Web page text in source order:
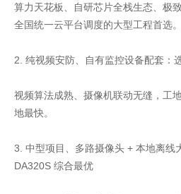
算力天花板、自研芯片全栈生态、极
全国统一云平台调度的大型工程首选。
2. 纯视频安防、自有监控设备配套：
视频算法成熟、摄像机联动无缝，工
地最快。
3. 中型项目、多路摄像头 + 本地离线
DA320S 综合最优